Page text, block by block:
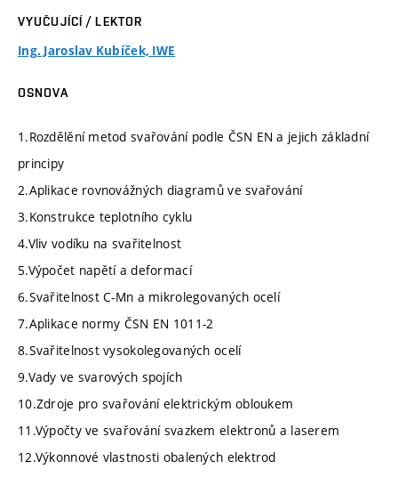
VYUČUJÍCÍ / LEKTOR
Ing. Jaroslav Kubíček, IWE
OSNOVA
1.Rozdělění metod svařování podle ČSN EN a jejich základní
principy
2.Aplikace rovnovážných diagramů ve svařování
3.Konstrukce teplotního cyklu
4.Vliv vodíku na svařitelnost
5.Výpočet napětí a deformací
6.Svařitelnost C-Mn a mikrolegovaných ocelí
7.Aplikace normy ČSN EN 1011-2
8.Svařitelnost vysokolegovaných ocelí
9.Vady ve svarových spojích
10.Zdroje pro svařování elektrickým obloukem
11.Výpočty ve svařování svazkem elektronů a laserem
12.Výkonnové vlastnosti obalených elektrod